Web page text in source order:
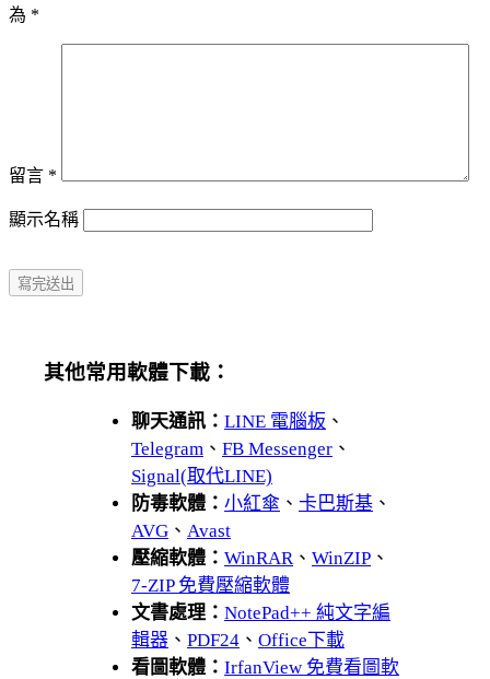
為 *
留言 *
顯示名稱
其他常用軟體下載：
聊天通訊： LINE 電腦板 、
Telegram 、 FB Messenger 、
Signal(取代LINE)
防毒軟體： 小紅傘 、 卡巴斯基 、
AVG 、 Avast
壓縮軟體： WinRAR 、 WinZIP 、
7-ZIP 免費壓縮軟體
文書處理： NotePad++ 純文字編
輯器 、 PDF24 、 Office下載
看圖軟體： IrfanView 免費看圖軟